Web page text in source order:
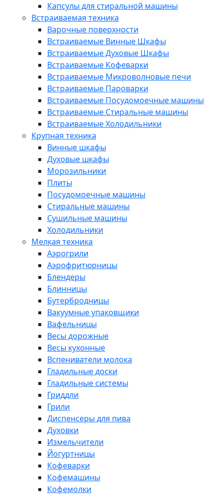
Капсулы для стиральной машины
Встраиваемая техника
Варочные поверхности
Встраиваемые Винные Шкафы
Встраиваемые Духовые Шкафы
Встраиваемые Кофеварки
Встраиваемые Микроволновые печи
Встраиваемые Пароварки
Встраиваемые Посудомоечные машины
Встраиваемые Стиральные машины
Встраиваемые Холодильники
Крупная техника
Винные шкафы
Духовые шкафы
Морозильники
Плиты
Посудомоечные машины
Стиральные машины
Сушильные машины
Холодильники
Мелкая техника
Аэрогрили
Аэрофритюрницы
Блендеры
Блинницы
Бутербродницы
Вакуумные упаковщики
Вафельницы
Весы дорожные
Весы кухонные
Вспениватели молока
Гладильные доски
Гладильные системы
Гриддли
Грили
Диспенсеры для пива
Духовки
Измельчители
Йогуртницы
Кофеварки
Кофемашины
Кофемолки